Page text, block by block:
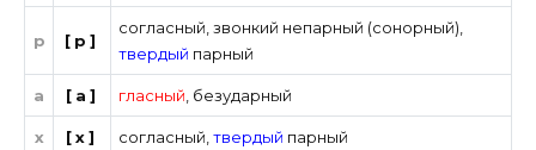
р [р]
согласный ,звонкий непарный (сонорный)
твердый парный
а [а] гласный безударный
х [х] согласный ,твердый парный